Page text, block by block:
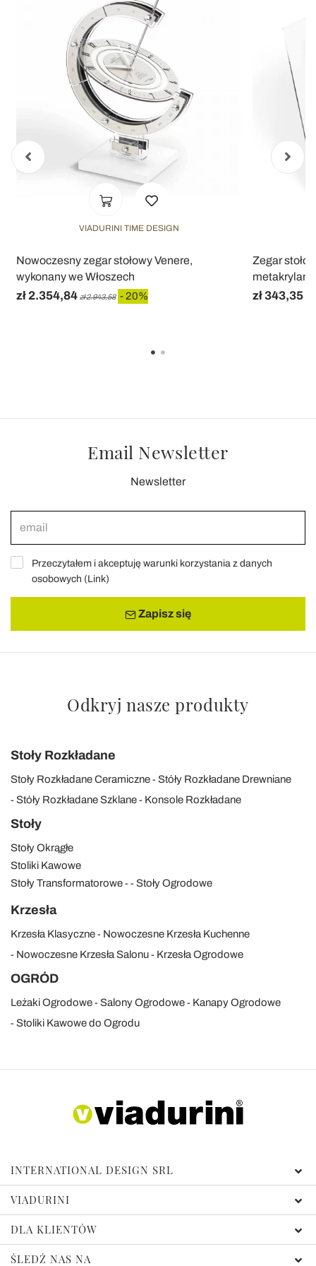
VIADURINI TIME DESIGN
Nowoczesny zegar stołowy Venere,
wykonany we Włoszech
zł 2.354,84 zł 2.943,58 - 20%
Zegar
zł 343,35
Email Newsletter
Newsletter
Przeczytałem i akceptuję warunki korzystania z danych
osobowych (Link)
Zapisz się
Odkryj nasze produkty
Stoły Rozkładane
Stoły Rozkładane Ceramiczne
Stóły Rozkładane Drewniane
Stóły Rozkładane Szklane
Konsole Rozkładane
Stoły
Stoły Okrągłe
Stoliki Kawowe
Stoły Transformatorowe
Stoły Ogrodowe
Krzesła
Krzesła Klasyczne
Nowoczesne Krzesła Kuchenne
Nowoczesne Krzesła Salonu
Krzesła Ogrodowe
OGRÓD
Leżaki Ogrodowe Salony Ogrodowe
Kanapy Ogrodowe
Stoliki Kawowe do Ogrodu
INTERNATIONAL DESIGN SRL
VIADURINI
DLA KLIENTÓW
ŚLEDŹ NAS NA